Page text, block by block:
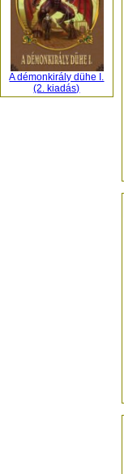
A démonkirály dühe I.
(2. kiadás)